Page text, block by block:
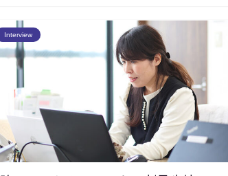
Interview